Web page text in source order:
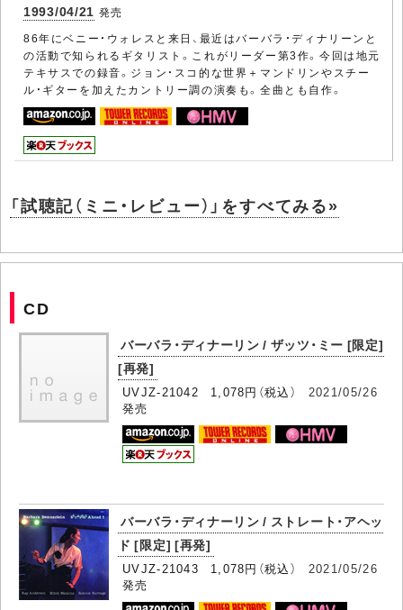
1993/04/21 発売
86年にベニー・ウォレスと来日、最近はバーバラ・ディナリーンと
の活動で知られるギタリスト。これがリーダー第3作。今回は地元
テキサスでの録音。ジョン・スコ的な世界＋マンドリンやスチー
ル・ギターを加えたカントリー調の演奏も。全曲とも自作。
「試聴記（ミニ・レビュー）」をすべてみる»
CD
バーバラ・ディナーリン / ザッツ・ミー [限定]
[再発]
UVJZ-21042 1,078円（税込） 2021/05/26
発売
バーバラ・ディナーリン / ストレート・アヘッ
ド [限定] [再発]
UVJZ-21043 1,078円（税込） 2021/05/26
発売